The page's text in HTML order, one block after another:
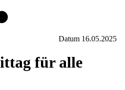
Datum 16.05.2025
für alle